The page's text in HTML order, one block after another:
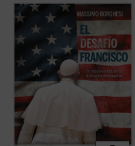
Borghesi analiza el drama interno que hoy
desgarra a la Iglesia —que transita entre el
neoconservadurismo y el «hospital de
campaña»—, sus orígenes y sus
protagonistas, y el riesgo de que pueda
conducir a un «cisma» ...
(ver ficha)